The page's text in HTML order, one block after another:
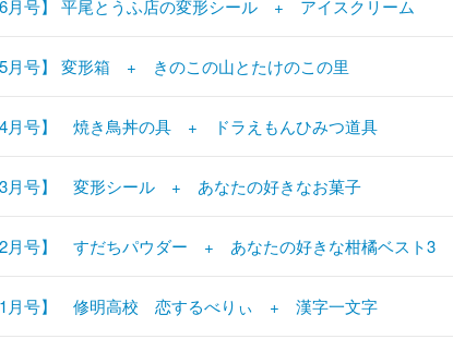
月号】 平尾とうふ店の変形シール + アイスクリーム
5月号】 変形箱 + きのこの山とたけのこの里
4月号】 焼き鳥丼の具 + ドラえもんひみつ道具
3月号】 変形シール + あなたの好きなお菓子
2月号】 すだちパウダー + あなたの好きな柑橘ベスト3
1月号】 修明高校 恋するべりぃ + 漢字一文字